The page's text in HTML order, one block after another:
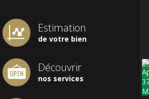
Estimation
de votre bien
Découvrir
nos services